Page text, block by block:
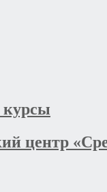
курсы
центр